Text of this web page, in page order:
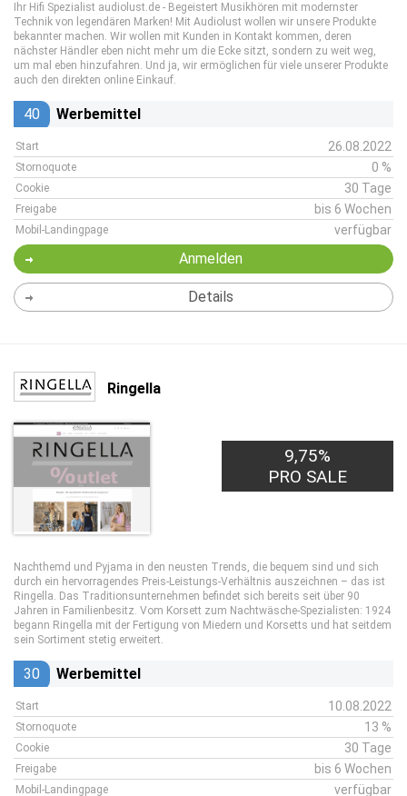
Ihr Hifi Spezialist audiolust.de - Begeistert Musikhören mit modernster
Technik von legendären Marken! Mit Audiolust wollen wir unsere Produkte
bekannter machen. Wir wollen mit Kunden in Kontakt kommen, deren
nächster Händler eben nicht mehr um die Ecke sitzt, sondern zu weit weg,
um mal eben hinzufahren. Und ja, wir ermöglichen für viele unserer Produkte
auch den direkten online Einkauf.
40 Werbemittel
Start 26.08.2022
Stornoquote 0 %
Cookie 30 Tage
Freigabe bis 6 Wochen
Mobil-Landingpage verfügbar
Anmelden
Details
Ringella
9,75%
PRO SALE
Nachthemd und Pyjama in den neusten Trends, die bequem sind und sich
durch ein hervorragendes Preis-Leistungs-Verhältnis auszeichnen – das ist
Ringella. Das Traditionsunternehmen befindet sich bereits seit über 90
Jahren in Familienbesitz. Vom Korsett zum Nachtwäsche-Spezialisten: 1924
begann Ringella mit der Fertigung von Miedern und Korsetts und hat seitdem
sein Sortiment stetig erweitert.
30 Werbemittel
Start 10.08.2022
Stornoquote 13 %
Cookie 30 Tage
Freigabe bis 6 Wochen
Mobil-Landingpage verfügbar